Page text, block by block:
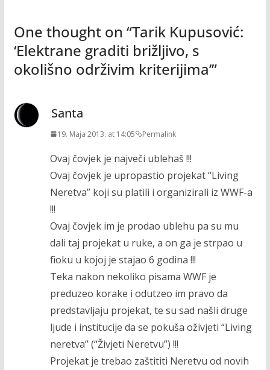
One thought on “Tarik Kupusović:
‘Elektrane graditi brižljivo, s
okolišno održivim kriterijima’”
Santa
19. Maja 2013. at 14:05 Permalink
Ovaj čovjek je največi ublehaš !!!
Ovaj čovjek je upropastio projekat “Living
Neretva” koji su platili i organizirali iz WWF-a
!!!
Ovaj čovjek im je prodao ublehu pa su mu
dali taj projekat u ruke, a on ga je strpao u
fioku u kojoj je stajao 6 godina !!!
Teka nakon nekoliko pisama WWF je
preduzeo korake i odutzeo im pravo da
predstavljaju projekat, te su sad našli druge
ljude i institucije da se pokuša oživjeti “Living
neretva” (“Živjeti Neretvu”) !!!
Projekat je trebao zaštititi Neretvu od novih